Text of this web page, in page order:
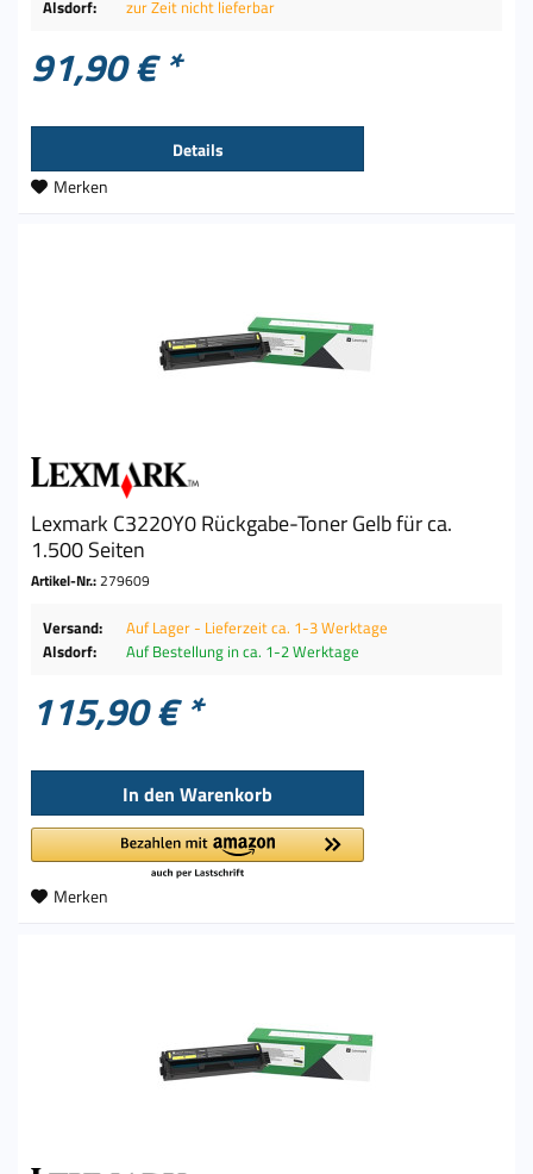
Alsdorf: zur Zeit nicht lieferbar
91,90 € *
Details
Merken
Lexmark C3220Y0 Rückgabe-Toner Gelb für ca.
1.500 Seiten
Artikel-Nr.:279609
Versand:
Auf Lager - Lieferzeit ca. 1-3 Werktage
Alsdorf:
Auf Bestellung in ca. 1-2 Werktage
115,90 € *
In den Warenkorb
Merken